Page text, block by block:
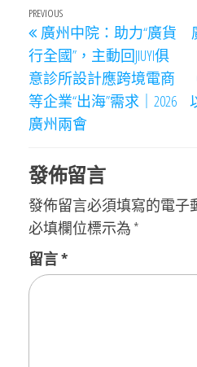
文
章
導
覽
Previous
Post
PREVIOUS
廣州中院：助力“廣貨
行全國”，主動回JIUYI俱
意診所設計應跨境電商
等企業“出海”需求｜2026
廣州兩會
發佈留言
發佈留言必須填寫的電子
必填欄位標示為 *
留言*